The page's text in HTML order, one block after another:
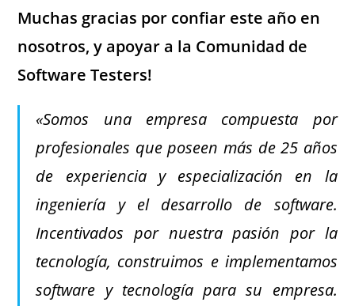
Muchas gracias por confiar este año en
nosotros, y apoyar a la Comunidad de
Software Testers!
«Somos una empresa compuesta por
profesionales que poseen más de 25 años
de experiencia y especialización en la
ingeniería y el desarrollo de software.
Incentivados por nuestra pasión por la
tecnología, construimos e implementamos
software y tecnología para su empresa.